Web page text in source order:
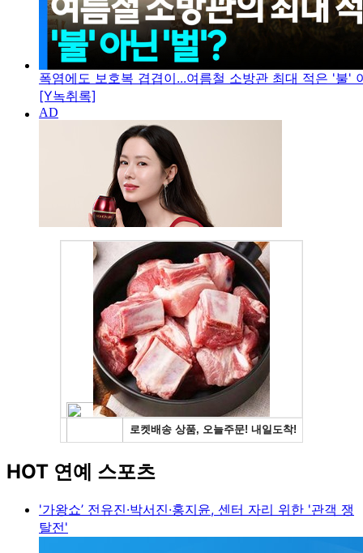
폭염에도 보호복 겹겹이...여름철 소방관 최대 적은 '불'
[Y녹취록]
HOT 연예 스포츠
'가왕쇼’ 전유진·박서진·홍지윤, 센터 자리 위한 '관객 쟁
탈전'